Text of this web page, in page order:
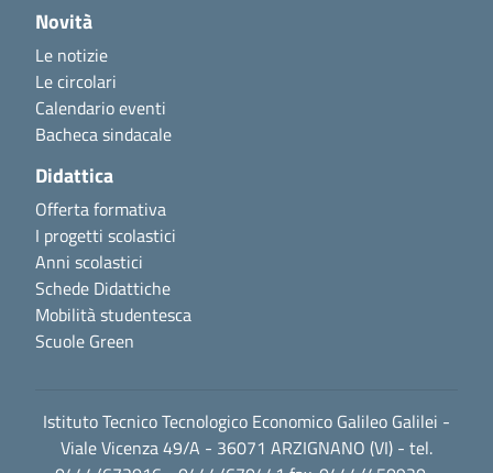
Novità
Le notizie
Le circolari
Calendario eventi
Bacheca sindacale
Didattica
Offerta formativa
I progetti scolastici
Anni scolastici
Schede Didattiche
Mobilità studentesca
Scuole Green
Istituto Tecnico Tecnologico Economico Galileo Galilei -
Viale Vicenza 49/A - 36071 ARZIGNANO (VI) - tel.